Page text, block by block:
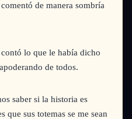
comentó de manera sombría
lo que le había dicho
de todos.
saber si la historia es
sus totemas se me sean